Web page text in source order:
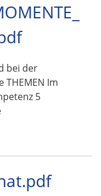
bei der
Im
5